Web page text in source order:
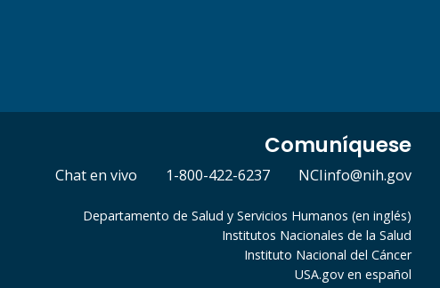
Comuníquese
Chat en vivo 1-800-422-6237 NCIinfo@nih.gov
Departamento de Salud y Servicios Humanos (en inglés)
Institutos Nacionales de la Salud
Instituto Nacional del Cáncer
USA.gov en español